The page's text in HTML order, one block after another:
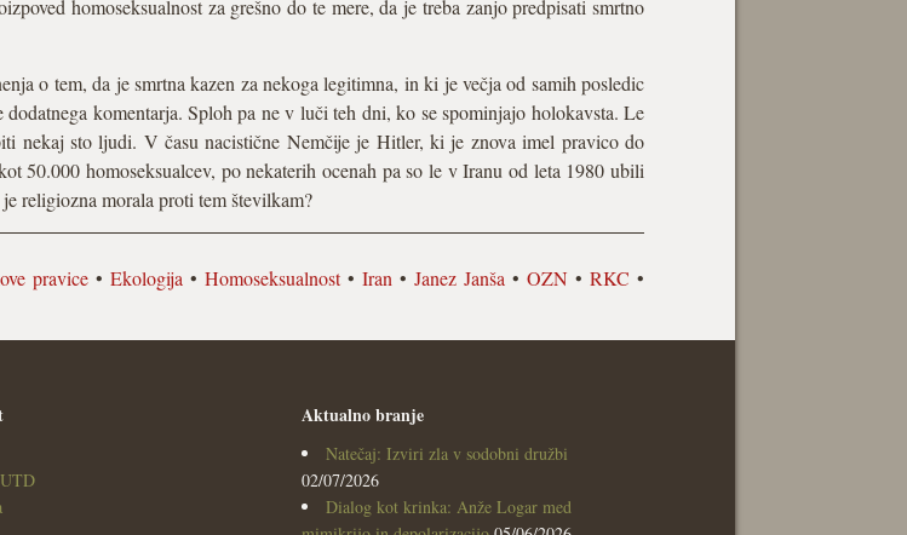
homoseksualnost za grešno do te mere, da je treba zanjo predpisati smrtno
o tem, da je smrtna kazen za nekoga legitimna, in ki je večja od samih posledic
komentarja. Sploh pa ne v luči teh dni, ko se spominjajo holokavsta. Le
nekaj sto ljudi. V času nacistične Nemčije je Hitler, ki je znova imel pravico do
50.000 homoseksualcev, po nekaterih ocenah pa so le v Iranu od leta 1980 ubili
religiozna morala proti tem številkam?
pravice • Ekologija • Homoseksualnost• Iran • Janez Janša • OZN • RKC •
Aktualno branje
Natečaj: Izviri zla v sodobni družbi
02/07/2026
Dialog kot krinka: Anže Logar med